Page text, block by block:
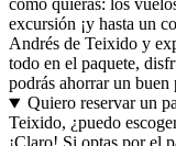
como quieras: los
excursión ¡y hasta un
Andrés de Teixido y
todo en el paquete,
podrás ahorrar un
Quiero reservar un
Teixido, ¿puedo